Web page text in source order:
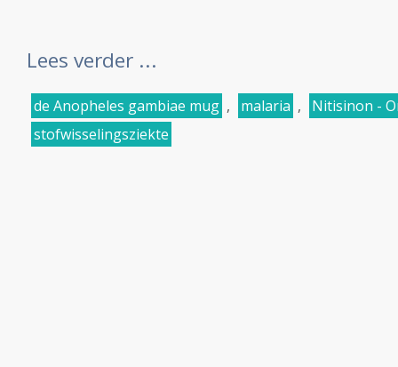
Lees verder ...
de Anopheles gambiae mug , malaria ,
Nitisinon -
stofwisselingsziekte